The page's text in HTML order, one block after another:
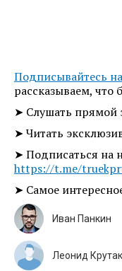
Подписывайтесь
рассказываем, что
➤ Слушать
➤ Читать
➤ Подписаться на
https://t.me/
➤ Самое
Иван Панкин
Леонид